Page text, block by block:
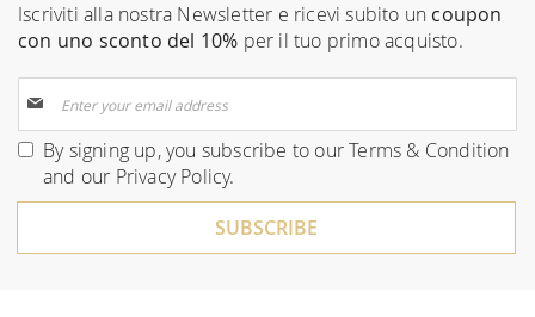
Iscriviti alla nostra Newsletter e ricevi subito un coupon
con uno sconto del 10% per il tuo primo acquisto.
Up
for
Our
By signing up, you subscribe to ourTerms & Condition
and our Privacy Policy.
SUBSCRIBE